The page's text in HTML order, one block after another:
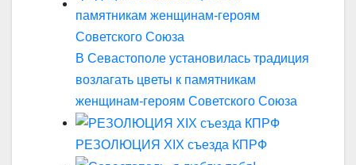
В Севастополе установилась традиция
возлагать цветы к памятникам
женщинам-героям Советского Союза
РЕЗОЛЮЦИЯ XIX съезда КПРФ